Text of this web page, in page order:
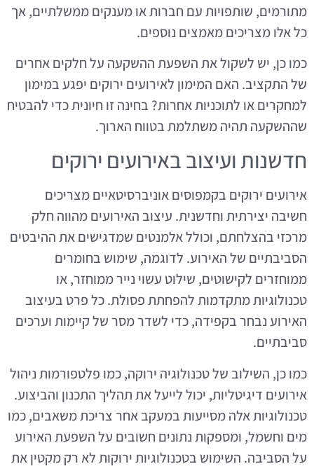
מתורמים, שותפויות עם חברות או מענקים ממשלתיים, אך
כל אלו מצריכים מאמצים נוספים.
כמו כן, יש לשקול את השפעת ההשקעה על חלקים אחרים
של התקציב. האם המימון לאירועים ירוקים יפגע במימון
למחקרים או לתוכניות אחרות? בחינה זו חיונית כדי להבטיח
שההשקעה תהיה משתלמת בטווח הארוך.
חדשנות ועיצוב באירועים ירוקים
אירועים ירוקים בקמפוסים אוניברסיטאיים מצריכים
חשיבה יצירתית וחדשנית. עיצוב האירועים מהווה חלק
מרכזי בהצלחתם, וכולל אלמנטים שמדגישים את ההיבטים
הסביבתיים של האירוע. לדוגמה, שימוש בחומרים
ממוחזרים לקישוטים, שילוט עשוי נייר ממוחזר, או
טכנולוגיות מתקדמות להפחתת פסולת. כל פרט בעיצוב
האירוע נבחר בקפידה, כדי לשדר מסר של קיימות וערכים
סביבתיים.
כמו כן, השילוב של טכנולוגיה ירוקה, כמו פלטפורמות ניהול
אירועים דיגיטליות, יכול לייעל את תהליך התכנון והביצוע.
טכנולוגיות אלה מסייעות במעקב אחר צריכת משאבים, כמו
מים וחשמל, ומספקות נתונים חשובים על השפעת האירוע
על הסביבה. השימוש בטכנולוגיות ירוקות לא רק מקטין את